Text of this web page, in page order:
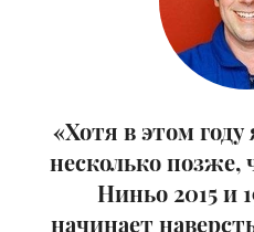
«Хотя в этом
несколько
Ниньо 2015 и
начинает